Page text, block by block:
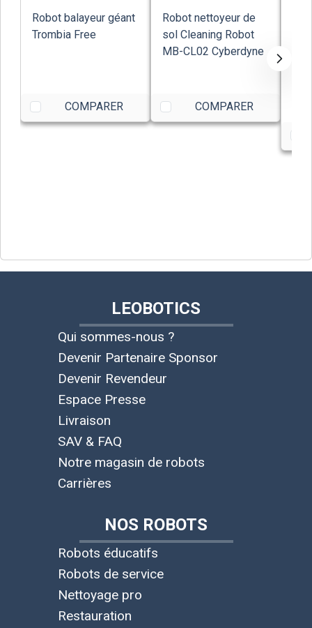
Robot balayeur géant
Trombia Free
COMPARER
Robot nettoyeur de
sol Cleaning Robot
MB-CL02 Cyberdyne
COMPARER
LEOBOTICS
Qui sommes-nous ?
Devenir Partenaire Sponsor
Devenir Revendeur
Espace Presse
Livraison
SAV & FAQ
Notre magasin de robots
Carrières
NOS ROBOTS
Robots éducatifs
Robots de service
Nettoyage pro
Restauration